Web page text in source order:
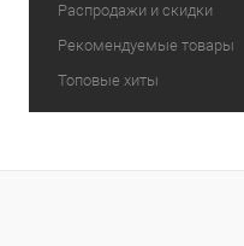
Распродажи и скидки
Рекомендуемые товары
Топовые хиты